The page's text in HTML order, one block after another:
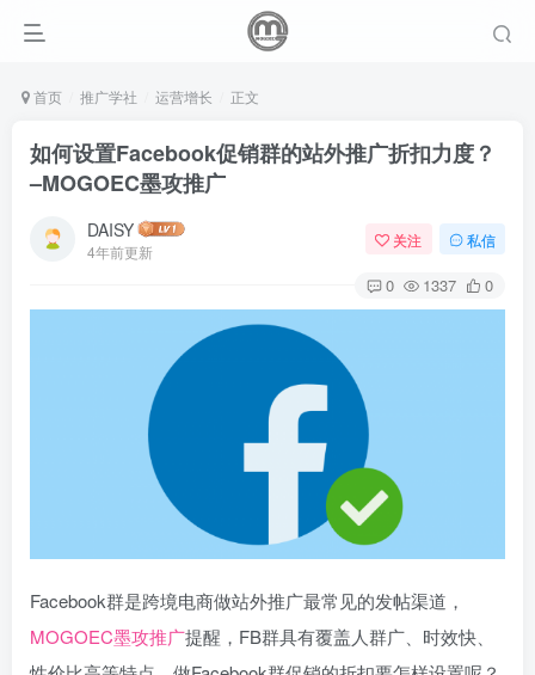
首页 推广学社 运营增长 正文
如何设置Facebook促销群的站外推广折扣力度？
–MOGOEC墨攻推广
DAISY
4年前更新
关注 私信
0 1337 0
Facebook群是跨境电商做站外推广最常见的发帖渠道，
MOGOEC墨攻推广提醒，FB群具有覆盖人群广、时效快、